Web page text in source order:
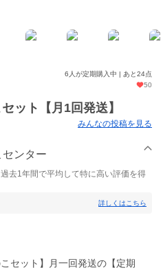
6人が定期購入中 | あと24点
50
ット【月1回発送】
みんなの投稿を見る
ンター
去1年間で平均して特に高い評価を得
詳しくはこちら
セット】月一回発送の【定期